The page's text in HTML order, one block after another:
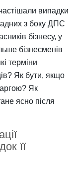
випадки
з боку ДПС
бізнесу, у
бізнесменів
терміни
Як бути, якщо
Як
ясно після
її